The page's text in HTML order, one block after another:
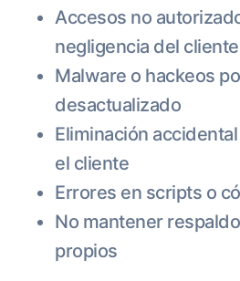
Accesos no
negligencia del cliente
Malware o hackeos
desactualizado
Eliminación
el cliente
Errores en scripts o
No mantener
propios